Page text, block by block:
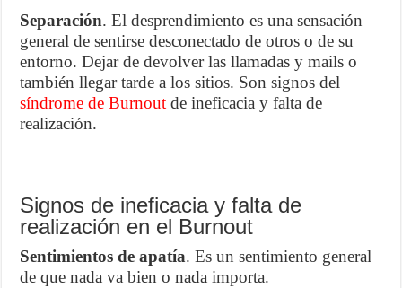
Separación. El desprendimiento es una sensación
general de sentirse desconectado de otros o de su
entorno. Dejar de devolver las llamadas y mails o
también llegar tarde a los sitios. Son signos del
síndrome de Burnout de ineficacia y falta de
realización.
Signos de ineficacia y falta de
realización en el Burnout
Sentimientos de apatía. Es un sentimiento general
de que nada va bien o nada importa.